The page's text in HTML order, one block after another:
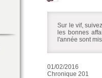
Sur le vif,
les bonnes
l'année sont
01/02/2016
Chronique 201